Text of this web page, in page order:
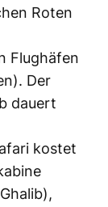
Roten
Flughäfen
Der
dauert
kostet